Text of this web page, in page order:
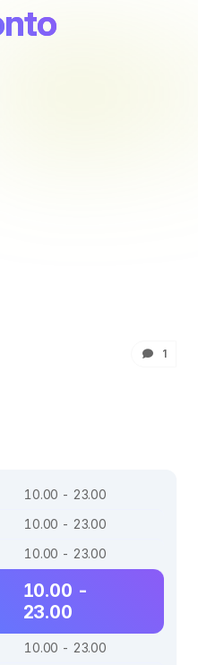
1
10.00 - 23.00
10.00 - 23.00
10.00 - 23.00
10.00 -
23.00
10.00 - 23.00